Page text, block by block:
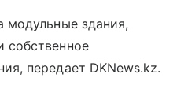
модульные здания,
собственное
передает DKNews.kz.